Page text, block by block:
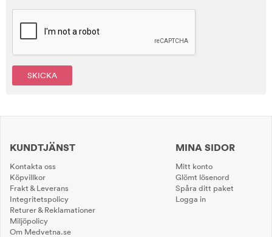
SKICKA
KUNDTJÄNST
Kontakta oss
Köpvillkor
Frakt & Leverans
Integritetspolicy
Returer & Reklamationer
Miljöpolicy
Om Medvetna.se
MINA SIDOR
Mitt konto
Glömt lösenord
Spåra ditt paket
Logga in